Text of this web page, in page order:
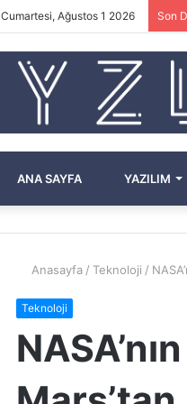
Cumartesi, Ağustos 1 2026 Son
ANA SAYFA YAZILIM
Anasayfa / Teknoloji /
Teknoloji